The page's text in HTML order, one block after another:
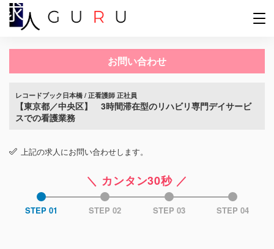
お問い合わせ
レコードブック日本橋 / 正看護師 正社員
【東京都／中央区】 3時間滞在型のリハビリ専門デイサービ
スでの看護業務
上記の求人にお問い合わせします。
＼ カンタン30秒 ／
STEP 01 STEP 02 STEP 03 STEP 04